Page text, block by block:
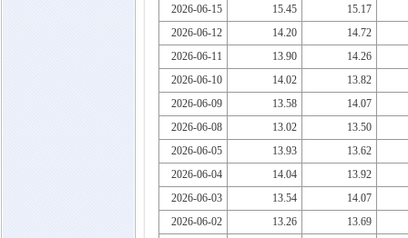
2026-06-15
15.45
15.17
2026-06-12
14.20
14.72
2026-06-11
13.90
14.26
2026-06-10
14.02
13.82
2026-06-09
13.58
14.07
2026-06-08
13.02
13.50
2026-06-05
13.93
13.62
2026-06-04
14.04
13.92
2026-06-03
13.54
14.07
2026-06-02
13.26
13.69